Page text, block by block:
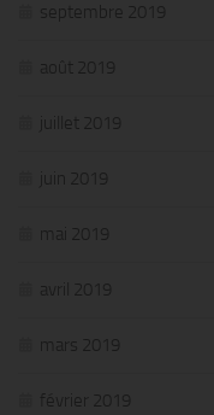
septembre 2019
août 2019
juillet 2019
juin 2019
mai 2019
avril 2019
mars 2019
février 2019